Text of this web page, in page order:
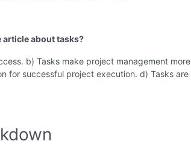
article about tasks?
b) Tasks make project management more
for successful project execution. d) Tasks are